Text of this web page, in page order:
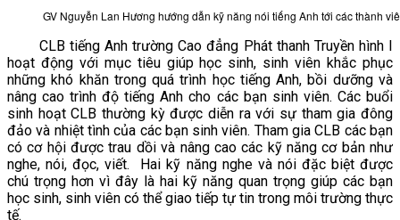
THƯ VIỆN
GV Nguyễn Lan Hương hướng dẫn kỹ năng nói tiếng Anh tới các thành
CLB tiếng Anh trường Cao đẳng Phát thanh Truyền hình I
hoạt động với mục tiêu giúp học sinh, sinh viên khắc phục
những khó khăn trong quá trình học tiếng Anh, bồi dưỡng và
nâng cao trình độ tiếng Anh cho các bạn sinh viên. Các buổi
sinh hoạt CLB thường kỳ được diễn ra với sự tham gia đông
đảo và nhiệt tình của các bạn sinh viên. Tham gia CLB các bạn
có cơ hội được trau dồi và nâng cao các kỹ năng cơ bản như
nghe, nói, đọc, viết. Hai kỹ năng nghe và nói đặc biệt được
chú trọng hơn vì đây là hai kỹ năng quan trọng giúp các bạn
học sinh, sinh viên có thể giao tiếp tự tin trong môi trường thực
tế.